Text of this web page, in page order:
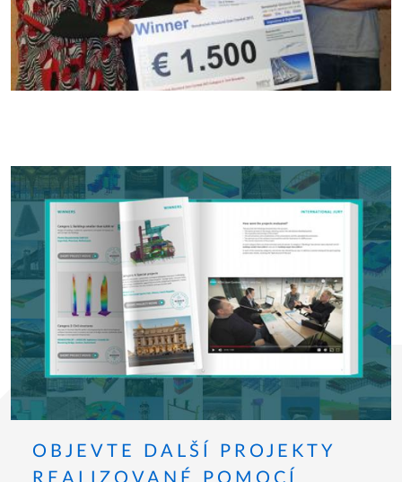
OBJEVTE DALŠÍ PROJEKTY
REALIZOVANÉ POMOCÍ